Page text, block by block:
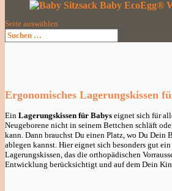
Seite auswählen
Ergonomisches Lagerungskissen
Ein Lagerungskissen für Babys eignet sich für
Neugeborene nicht in seinem Bettchen schläft
kann. Dann brauchst Du einen Platz, wo Du Dein
ablegen kannst. Hier eignet sich besonders gut
Lagerungskissen, das die orthopädischen
Entwicklung berücksichtigt und auf dem Dein